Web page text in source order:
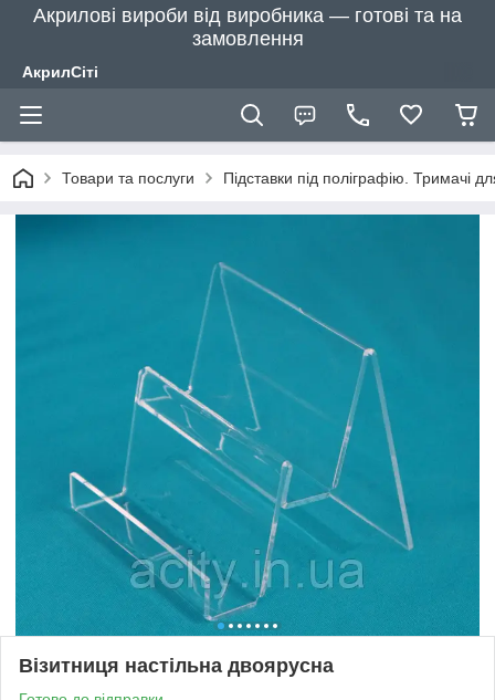
Акрилові вироби від виробника — готові та на
замовлення
АкрилСіті
Товари та послуги Підставки під поліграфію. Тримачі
Візитниця настільна двоярусна